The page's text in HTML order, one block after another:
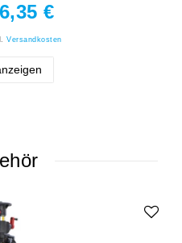
€
Versandkosten